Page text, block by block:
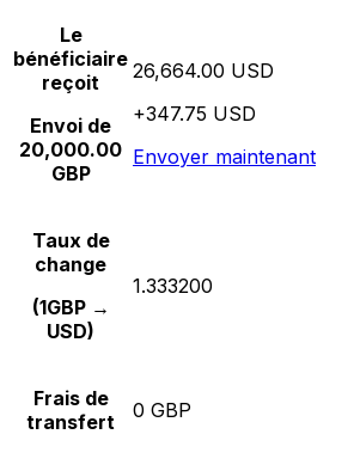
Le
bénéficiaire
reçoit
Envoi de
20,000.00
GBP
26,664.00 USD
+347.75 USD
Envoyer maintenant
Taux de
change
(1GBP →
USD)
1.333200
Frais de
transfert
0 GBP